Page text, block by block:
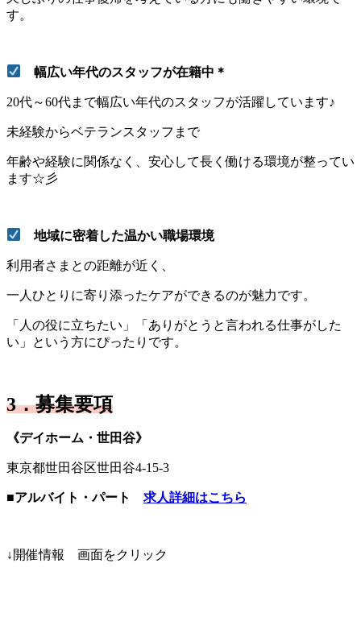
す。
幅広い年代のスタッフが在籍中＊
20代～60代まで幅広い年代のスタッフが活躍しています♪
未経験からベテランスタッフまで
年齢や経験に関係なく、安心して長く働ける環境が整ってい
ます☆彡
地域に密着した温かい職場環境
利用者さまとの距離が近く、
一人ひとりに寄り添ったケアができるのが魅力です。
「人の役に立ちたい」「ありがとうと言われる仕事がした
い」という方にぴったりです。
3．募集要項
《デイホーム・世田谷》
東京都世田谷区世田谷4-15-3
■アルバイト・パート 求人詳細はこちら
↓開催情報 画面をクリック